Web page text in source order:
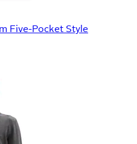
Five-Pocket Style